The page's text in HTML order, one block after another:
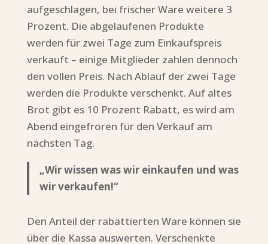
aufgeschlagen, bei frischer Ware weitere 3
Prozent. Die abgelaufenen Produkte
werden für zwei Tage zum Einkaufspreis
verkauft – einige Mitglieder zahlen dennoch
den vollen Preis. Nach Ablauf der zwei Tage
werden die Produkte verschenkt. Auf altes
Brot gibt es 10 Prozent Rabatt, es wird am
Abend eingefroren für den Verkauf am
nächsten Tag.
„Wir wissen was wir einkaufen und was
wir verkaufen!“
Den Anteil der rabattierten Ware können sie
über die Kassa auswerten. Verschenkte